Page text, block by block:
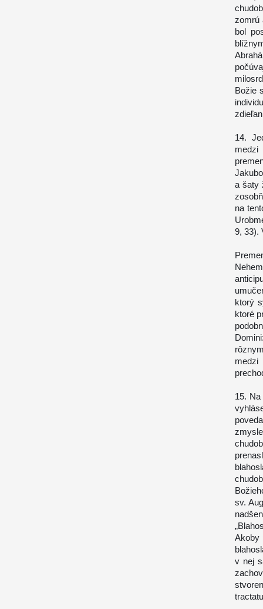
zomrú
bol
Božie
14.
a šaty
na
9, 33).
ktorý
ktoré
medzi
15.
sv.
Akoby
v nej